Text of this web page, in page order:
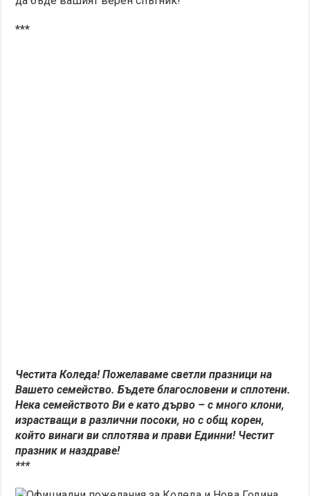
***
Честита Коледа! Пожелаваме светли празници на
Вашето семейство. Бъдете благословени и сплотени.
Нека семейството Ви е като дърво – с много клони,
израстващи в различни посоки, но с общ корен,
който винаги ви сплотява и прави Единни! Честит
празник и наздраве!
***